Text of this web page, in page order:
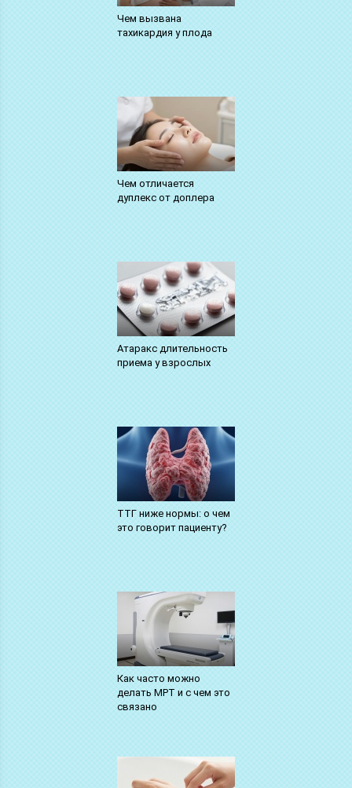
Чем вызвана
тахикардия у плода
Чем отличается
дуплекс от доплера
Атаракс длительность
приема у взрослых
ТТГ ниже нормы: о чем
это говорит пациенту?
Как часто можно
делать МРТ и с чем это
связано